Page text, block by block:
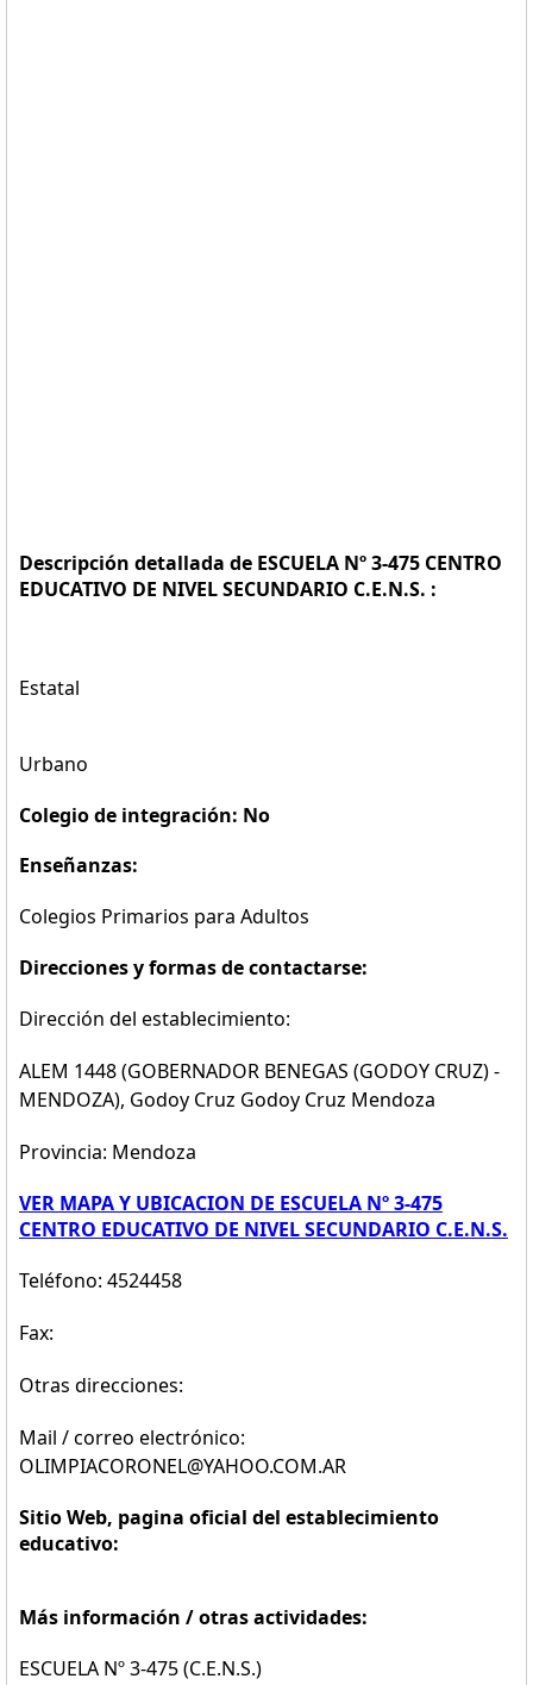
Descripción detallada de ESCUELA Nº 3-475 CENTRO
EDUCATIVO DE NIVEL SECUNDARIO C.E.N.S. :
Estatal
Urbano
Colegio de integración: No
Enseñanzas:
Colegios Primarios para Adultos
Direcciones y formas de contactarse:
Dirección del establecimiento:
ALEM 1448 (GOBERNADOR BENEGAS (GODOY CRUZ) -
MENDOZA), Godoy Cruz Godoy Cruz Mendoza
Provincia: Mendoza
VER MAPA Y UBICACION DE ESCUELA Nº 3-475
CENTRO EDUCATIVO DE NIVEL SECUNDARIO C.E.N.S.
Teléfono: 4524458
Fax:
Otras direcciones:
Mail / correo electrónico:
OLIMPIACORONEL@YAHOO.COM.AR
Sitio Web, pagina oficial del establecimiento
educativo:
Más información / otras actividades:
ESCUELA Nº 3-475 (C.E.N.S.)